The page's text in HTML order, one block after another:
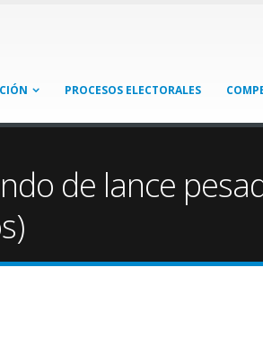
PROCESOS ELECTORALES
de lance